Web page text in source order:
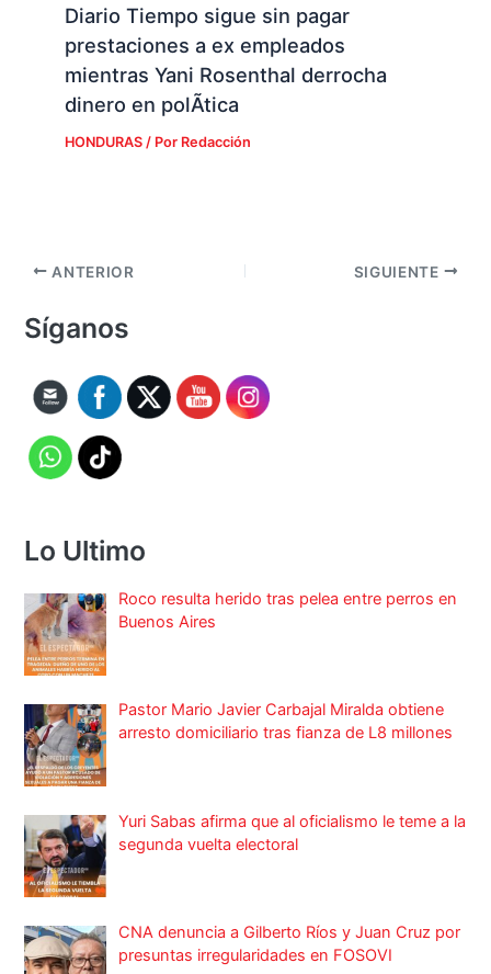
Diario Tiempo sigue sin pagar
prestaciones a ex empleados
mientras Yani Rosenthal derrocha
dinero en polÃ­tica
HONDURAS/ Por Redacción
ANTERIOR SIGUIENTE
Síganos
Lo Ultimo
Roco resulta herido tras pelea entre perros en
Buenos Aires
Pastor Mario Javier Carbajal Miralda obtiene
arresto domiciliario tras fianza de L8 millones
Yuri Sabas afirma que al oficialismo le teme a la
segunda vuelta electoral
CNA denuncia a Gilberto Ríos y Juan Cruz por
presuntas irregularidades en FOSOVI